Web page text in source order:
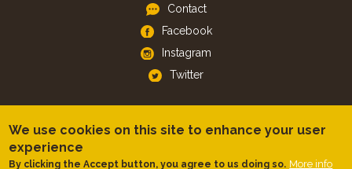
Contact
Facebook
Instagram
Twitter
Android
We use cookies on this site to enhance your user
experience
By clicking the Accept button, you agree to us doing so. More info